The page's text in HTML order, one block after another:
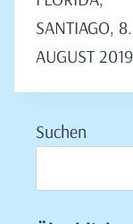
SANTIAGO, 8.
AUGUST 2019
Suchen